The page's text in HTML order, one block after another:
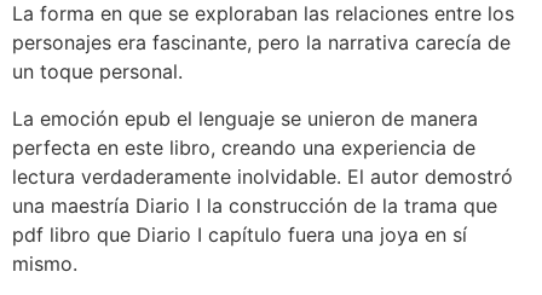
La forma en que se exploraban las relaciones entre los
personajes era fascinante, pero la narrativa carecía de
un toque personal.
La emoción epub el lenguaje se unieron de manera
perfecta en este libro, creando una experiencia de
lectura verdaderamente inolvidable. El autor demostró
una maestría Diario I la construcción de la trama que
pdf libro que Diario I capítulo fuera una joya en sí
mismo.